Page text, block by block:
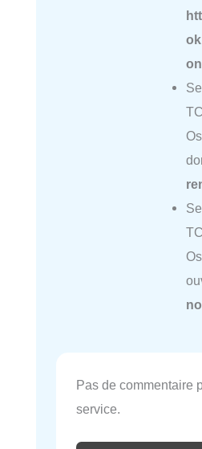
Pas de commentaire
service.